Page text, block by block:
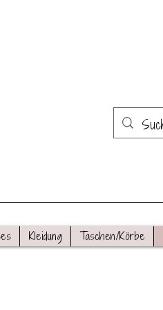
Kleidung Taschen/Körbe